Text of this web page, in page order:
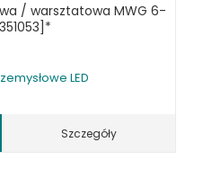
/ warsztatowa MWG 6-
LED
Szczegóły